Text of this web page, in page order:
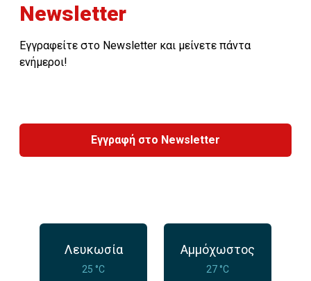
Newsletter
Εγγραφείτε στο Newsletter και μείνετε πάντα
ενήμεροι!
Εγγραφή στο Newsletter
Λευκωσία
25 °C
Αμμόχωστος
27 °C